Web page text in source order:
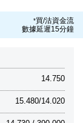
*買/沽資金流
數據延遲15分鐘
14.750
15.480/14.020